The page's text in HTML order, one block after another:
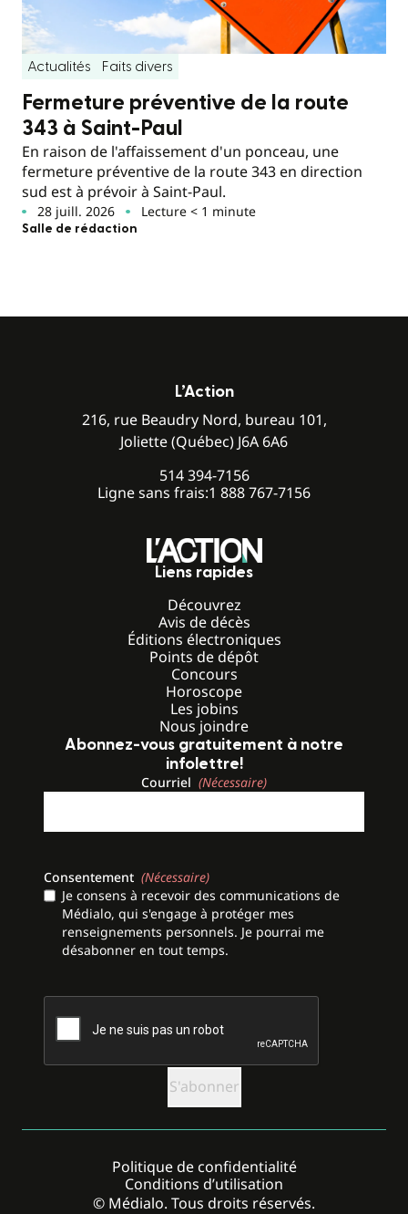
Actualités Faits divers
Fermeture préventive de la route
343 à Saint-Paul
En raison de l'affaissement d'un ponceau, une
fermeture préventive de la route 343 en direction
sud est à prévoir à Saint-Paul.
28 juill. 2026 Lecture < 1 minute
Salle de rédaction
L’Action
216, rue Beaudry Nord, bureau 101,
Joliette (Québec) J6A 6A6
514 394-7156
Ligne sans frais:1 888 767-7156
Liens rapides
Découvrez
Avis de décès
Éditions électroniques
Points de dépôt
Concours
Horoscope
Les jobins
Nous joindre
Abonnez-vous gratuitement à notre
infolettre!
Courriel (Nécessaire)
Consentement (Nécessaire)
Je consens à recevoir des communications de
Médialo, qui s'engage à protéger mes
renseignements personnels. Je pourrai me
désabonner en tout temps.
CAPTCHA
© Médialo. Tous droits réservés.
Politique de confidentialité
Conditions d’utilisation